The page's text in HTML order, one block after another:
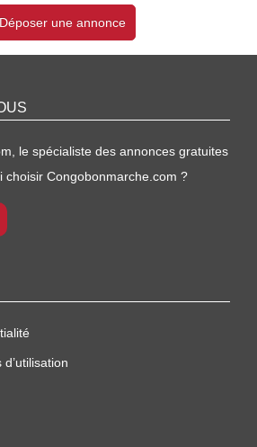
Déposer une annonce
le spécialiste des annonces gratuites
choisir Congobonmarche.com ?